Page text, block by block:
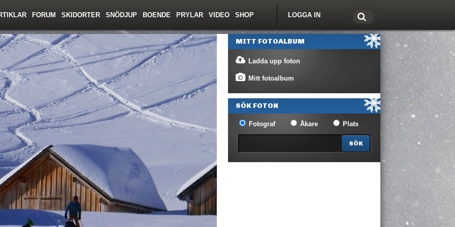
LOGGA IN
FORUM SKIDORTER SNÖDJUP BOENDE PRYLAR VIDEO SHOP
MITT FOTOALBUM
Ladda upp foton
Mitt fotoalbum
SÖK FOTON
Fotograf Åkare Plats